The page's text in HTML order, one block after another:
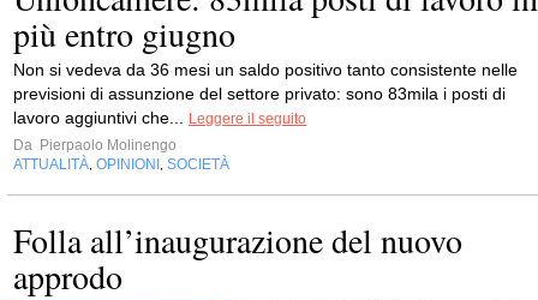
più entro giugno
Non si vedeva da 36 mesi un saldo positivo tanto consistente nelle
previsioni di assunzione del settore privato: sono 83mila i posti di
lavoro aggiuntivi che...
Leggere il seguito
Da Pierpaolo Molinengo
ATTUALITÀ OPINIONI SOCIETÀ
Folla all’inaugurazione del nuovo
approdo